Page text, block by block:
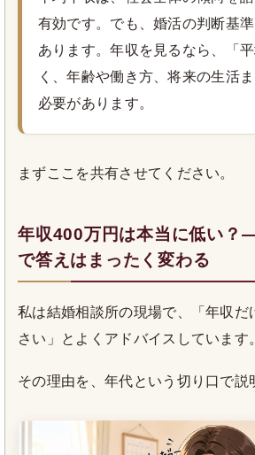
有効です。でも、婚活の判断基
あります。年収を見るなら、「
く、年齢や働き方、将来の生活
必要があります。
まずここを共有させてください。
年収400万円は本当に低い
で答えはまったく変わる
私は結婚相談所の現場で、「年収だ
さい」とよくアドバイスしています。
その理由を、年代という切り口で説